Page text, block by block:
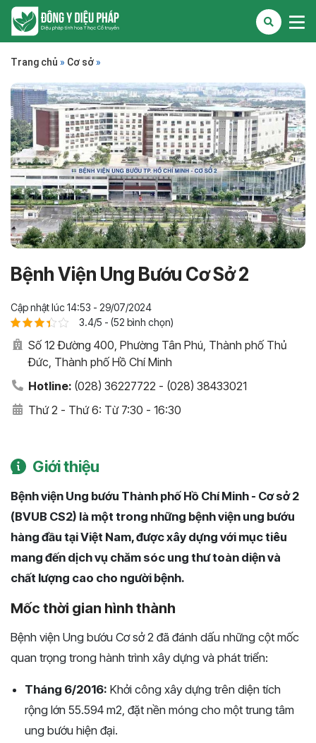
Trang chủ » Cơ sở »
Bệnh Viện Ung Bướu Cơ Sở 2
Cập nhật lúc 14:53 - 29/07/2024
3.4/5 - (52 bình chọn)
Số 12 Đường 400, Phường Tân Phú, Thành phố Thủ
Đức, Thành phố Hồ Chí Minh
Hotline: (028) 36227722 - (028) 38433021
Thứ 2 - Thứ 6: Từ 7:30 - 16:30
Giới thiệu
Bệnh viện Ung bướu Thành phố Hồ Chí Minh - Cơ sở 2
(BVUB CS2) là một trong những bệnh viện ung bướu
hàng đầu tại Việt Nam, được xây dựng với mục tiêu
mang đến dịch vụ chăm sóc ung thư toàn diện và
chất lượng cao cho người bệnh.
Mốc thời gian hình thành
Bệnh viện Ung bướu Cơ sở 2 đã đánh dấu những cột mốc
quan trọng trong hành trình xây dựng và phát triển:
Tháng 6/2016: Khởi công xây dựng trên diện tích
rộng lớn 55.594 m2, đặt nền móng cho một trung tâm
ung bướu hiện đại.